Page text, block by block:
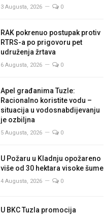
3 Augusta, 2026 0
RAK pokrenuo postupak protiv
RTRS-a po prigovoru pet
udruženja žrtava
6 Augusta, 2026 0
Apel građanima Tuzle:
Racionalno koristite vodu –
situacija u vodosnabdijevanju
je ozbiljna
5 Augusta, 2026 0
U Požaru u Kladnju opožareno
više od 30 hektara visoke šume
4 Augusta, 2026 0
U BKC Tuzla promocija